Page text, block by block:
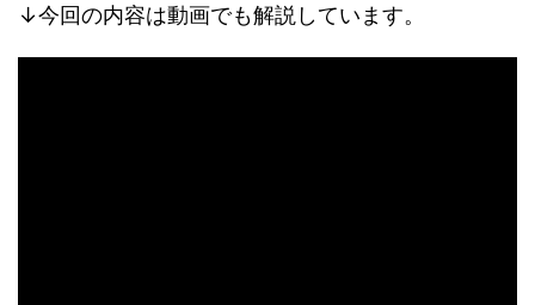
↓今回の内容は動画でも解説しています。